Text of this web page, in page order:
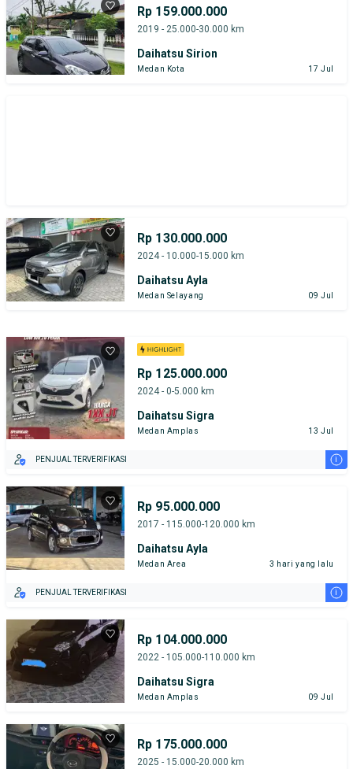
Rp 159.000.000
2019 - 25.000-30.000 km
Daihatsu Sirion
Medan Kota 17 Jul
Rp 130.000.000
2024 - 10.000-15.000 km
Daihatsu Ayla
Medan Selayang 09 Jul
Rp 125.000.000
2024 - 0-5.000 km
Daihatsu Sigra
Medan Amplas 13 Jul
PENJUAL TERVERIFIKASI i
Rp 95.000.000
2017 - 115.000-120.000 km
Daihatsu Ayla
Medan Area 3 hari yang lalu
PENJUAL TERVERIFIKASI i
Rp 104.000.000
2022 - 105.000-110.000 km
Daihatsu Sigra
Medan Amplas 09 Jul
Rp 175.000.000
2025 - 15.000-20.000 km